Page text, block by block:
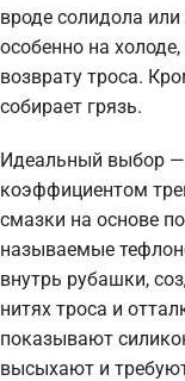
вроде солидола
особенно на
возврату троса.
собирает грязь.
Идеальный выбор
коэффициентом
смазки на основе
называемые
внутрь рубашки,
нитях троса и
показывают
высыхают и